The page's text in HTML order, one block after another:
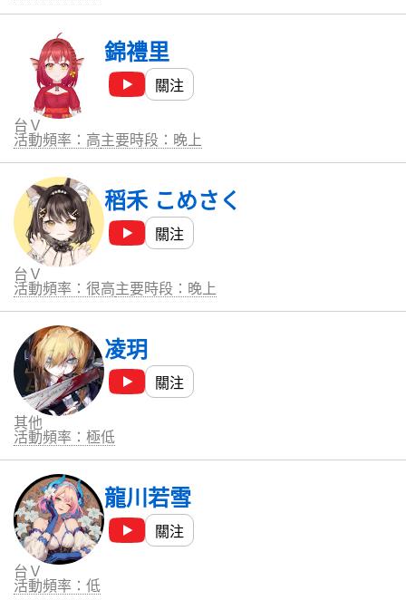
錦禮里
關注
台Ｖ
活動頻率：高主要時段：晚上
稻禾 こめさく
關注
台Ｖ
活動頻率：很高主要時段：晚上
凌玥
關注
其他
活動頻率：極低
龍川若雪
關注
台Ｖ
活動頻率：低